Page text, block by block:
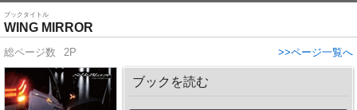
ブックタイトル
WING MIRROR
総ページ数 2P >>ページ一覧へ
ブックを読む